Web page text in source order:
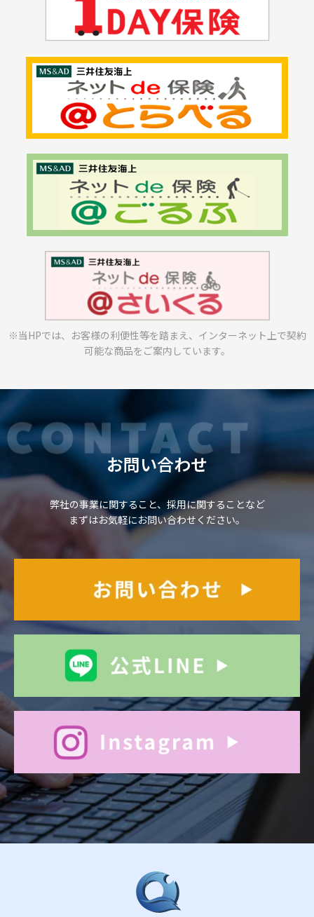
※当HPでは、お客様の利便性等を踏まえ、 インターネット上で契約
可能な商品をご案内しています。
お問い合わせ
弊社の事業に関すること、採用に関することなど
まずはお気軽にお問い合わせください。